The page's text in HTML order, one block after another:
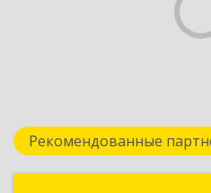
Рекомендованные